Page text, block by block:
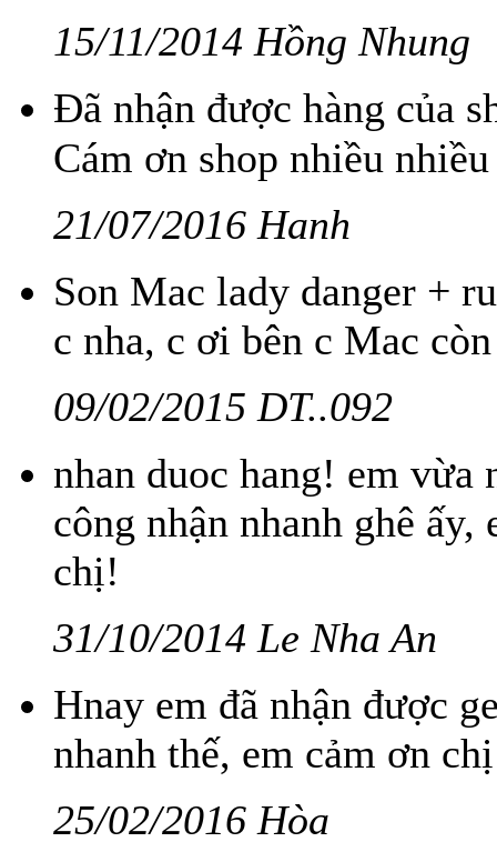
15/11/2014 Hồng Nhung
Đã nhận được hàng của
Cám ơn shop nhiều
21/07/2016 Hanh
Son Mac lady danger +
c nha, c ơi bên c Mac
09/02/2015 DT..092
nhan duoc hang! em
công nhận nhanh ghê
chị!
31/10/2014 Le Nha An
Hnay em đã nhận được
nhanh thế, em cảm ơn
25/02/2016 Hòa